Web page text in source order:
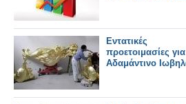
Εντατικές
προετοιμασίες
Αδαμάντινο